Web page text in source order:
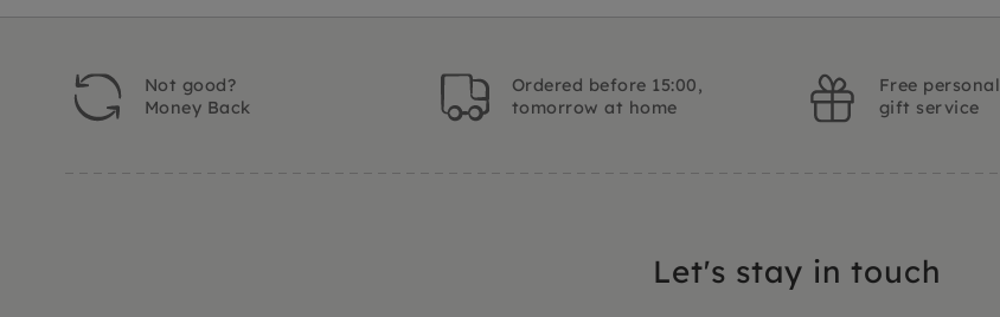
Not good?
Money Back
Ordered before 15:00,
tomorrow at home
Free personal
gift service
Let's stay in touch